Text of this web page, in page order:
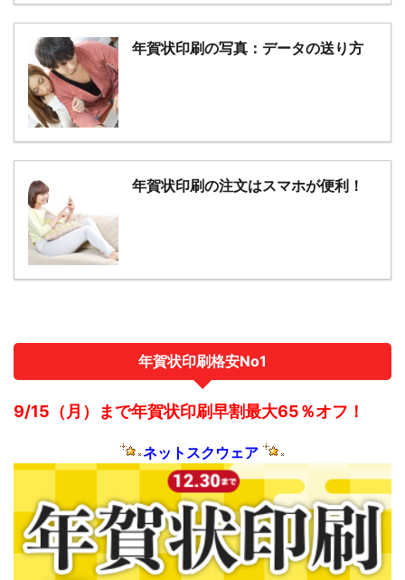
年賀状印刷の写真：データの送り方
年賀状印刷の注文はスマホが便利！
年賀状印刷格安No1
9/15（月）まで年賀状印刷早割最大65％オフ！
ネットスクウェア